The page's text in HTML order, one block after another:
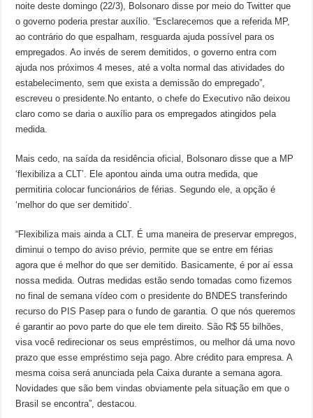
noite deste domingo (22/3), Bolsonaro disse por meio do Twitter que
o governo poderia prestar auxílio. “Esclarecemos que a referida MP,
ao contrário do que espalham, resguarda ajuda possível para os
empregados. Ao invés de serem demitidos, o governo entra com
ajuda nos próximos 4 meses, até a volta normal das atividades do
estabelecimento, sem que exista a demissão do empregado”,
escreveu o presidente.No entanto, o chefe do Executivo não deixou
claro como se daria o auxílio para os empregados atingidos pela
medida.
Mais cedo, na saída da residência oficial, Bolsonaro disse que a MP
‘flexibiliza a CLT’. Ele apontou ainda uma outra medida, que
permitiria colocar funcionários de férias. Segundo ele, a opção é
‘melhor do que ser demitido’.
“Flexibiliza mais ainda a CLT. É uma maneira de preservar empregos,
diminui o tempo do aviso prévio, permite que se entre em férias
agora que é melhor do que ser demitido. Basicamente, é por aí essa
nossa medida. Outras medidas estão sendo tomadas como fizemos
no final de semana vídeo com o presidente do BNDES transferindo
recurso do PIS Pasep para o fundo de garantia. O que nós queremos
é garantir ao povo parte do que ele tem direito. São R$ 55 bilhões,
visa você redirecionar os seus empréstimos, ou melhor dá uma novo
prazo que esse empréstimo seja pago. Abre crédito para empresa. A
mesma coisa será anunciada pela Caixa durante a semana agora.
Novidades que são bem vindas obviamente pela situação em que o
Brasil se encontra”, destacou.